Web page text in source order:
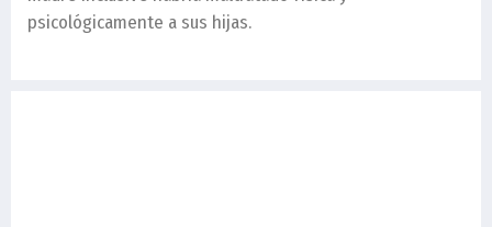
psicológicamente a sus hijas.